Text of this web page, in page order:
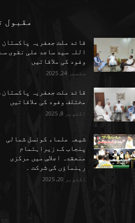
مقبول
قائد ملت جعفریہ پاکستان
اللہ سید ساجد علی نقوی
وفود کی ملاقاتیں
ستمبر 24, 2025
قائد ملت جعفریہ پاکستان
مختلف وفود کی ملاقاتیں
اکتوبر 8, 2025
شیعہ علماء کونسل شمالی
پنجاب کے زیراہتمام
منعقدہ اجلاسِ میں مرکزی
رہنماؤں کی شرکت ۔
اکتوبر 20, 2025